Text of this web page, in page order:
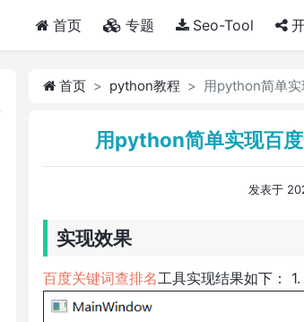
首页(current)专题 Seo-Tool
首页 python教程 用python简单
用python简单实现百
发表于
实现效果
百度关键词查排名工具实现结果如下：